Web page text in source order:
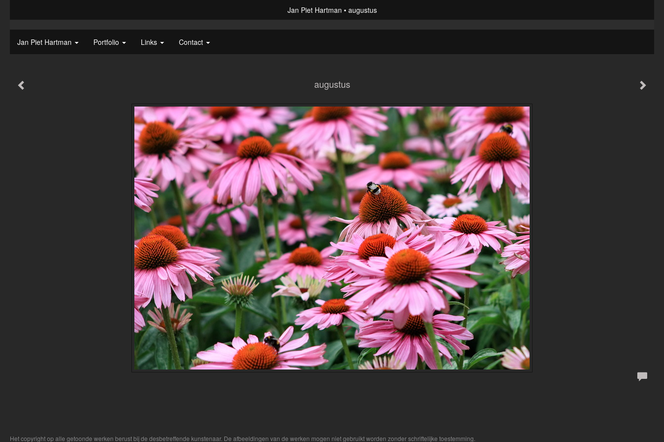
Jan Piet Hartman augustus
Jan Piet Hartman Portfolio Links Contact
augustus
Het copyright op alle getoonde werken berust bij de desbetreffende kunstenaar. De afbeeldingen van de werken mogen niet gebruikt worden zonder schriftelijke toestemming.